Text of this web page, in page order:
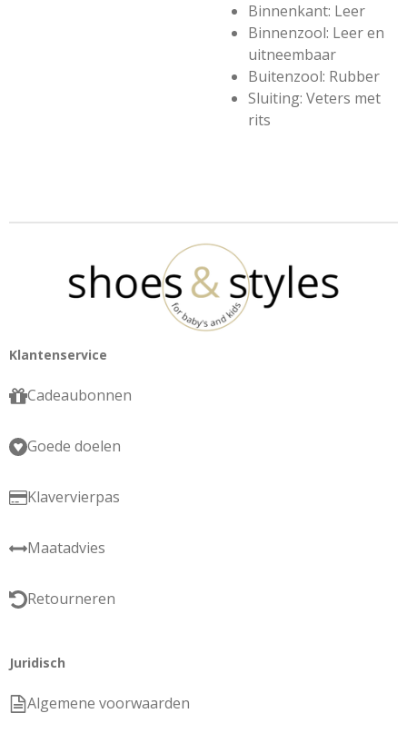
Binnenkant: Leer
Binnenzool: Leer en
uitneembaar
Buitenzool: Rubber
Sluiting: Veters met
rits
Klantenservice
Cadeaubonnen
Goede doelen
Klavervierpas
Maatadvies
Retourneren
Juridisch
Algemene voorwaarden